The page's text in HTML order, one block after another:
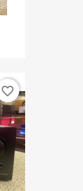
favorite_border